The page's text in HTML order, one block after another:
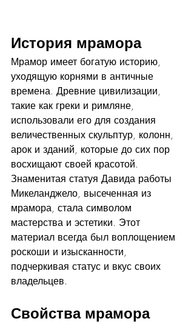
История мрамора
Мрамор имеет богатую историю,
уходящую корнями в античные
времена. Древние цивилизации,
такие как греки и римляне,
использовали его для создания
величественных скульптур, колонн,
арок и зданий, которые до сих пор
восхищают своей красотой.
Знаменитая статуя Давида работы
Микеланджело, высеченная из
мрамора, стала символом
мастерства и эстетики. Этот
материал всегда был воплощением
роскоши и изысканности,
подчеркивая статус и вкус своих
владельцев.
Свойства мрамора